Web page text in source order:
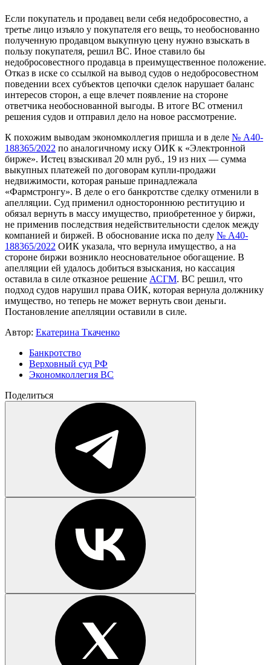
Если покупатель и продавец вели себя недобросовестно, а
третье лицо изъяло у покупателя его вещь, то необоснованно
полученную продавцом выкупную цену нужно взыскать в
пользу покупателя, решил ВС. Иное ставило бы
недобросовестного продавца в преимущественное положение.
Отказ в иске со ссылкой на вывод судов о недобросовестном
поведении всех субъектов цепочки сделок нарушает баланс
интересов сторон, а еще влечет появление на стороне
ответчика необоснованной выгоды. В итоге ВС отменил
решения судов и отправил дело на новое рассмотрение.
К похожим выводам экономколлегия пришла и в деле № А40-
188365/2022 по аналогичному иску ОИК к «Электронной
бирже». Истец взыскивал 20 млн руб., 19 из них — сумма
выкупных платежей по договорам купли-продажи
недвижимости, которая раньше принадлежала
«Фармстронгу». В деле о его банкротстве сделку отменили в
апелляции. Суд применил одностороннюю реституцию и
обязал вернуть в массу имущество, приобретенное у биржи,
не применив последствия недействительности сделок между
компанией и биржей. В обоснование иска по делу № А40-
188365/2022 ОИК указала, что вернула имущество, а на
стороне биржи возникло неосновательное обогащение. В
апелляции ей удалось добиться взыскания, но кассация
оставила в силе отказное решение АСГМ. ВС решил, что
подход судов нарушил права ОИК, которая вернула должнику
имущество, но теперь не может вернуть свои деньги.
Постановление апелляции оставили в силе.
Автор: Екатерина Ткаченко
Банкротство
Верховный суд РФ
Экономколлегия ВС
Поделиться